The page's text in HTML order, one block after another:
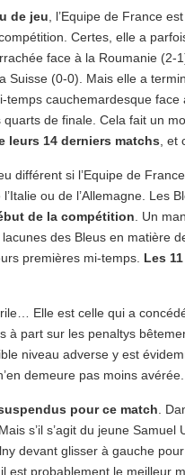
de jeu , l’Equipe de France
Certes, elle a
face à la Roumanie (2-
Suisse (0-0). Mais elle a
cauchemardesque face
de finale. Cela fait un
leurs 14 derniers matchs ,
différent si l’Equipe de
ou de l’Allemagne. Les
de la compétition . Un
des Bleus en matière
premières mi-temps. Les
Elle est celle qui a
à part sur les penaltys
niveau adverse y est
demeure pas moins avérée.
pour ce match .
s’il s’agit du jeune Samuel
devant glisser à gauche
est probablement le meilleur